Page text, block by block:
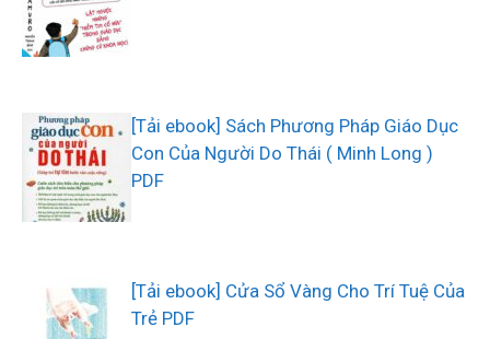
[Tải ebook] Sách Phương Pháp Giáo Dục
Con Của Người Do Thái ( Minh Long )
PDF
[Tải ebook] Cửa Sổ Vàng Cho Trí Tuệ Của
Trẻ PDF